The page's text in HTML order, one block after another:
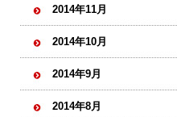
2014年11月
2014年10月
2014年9月
2014年8月